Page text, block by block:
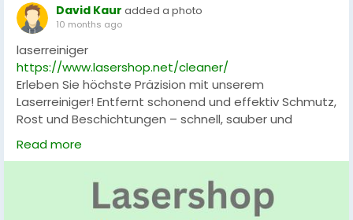
David Kaur added a photo
10 months ago
laserreiniger
https://www.lasershop.net/cleaner/
Erleben Sie höchste Präzision mit unserem
Laserreiniger! Entfernt schonend und effektiv Schmutz,
Rost und Beschichtungen – schnell, sauber und
umweltfreundlich. Ideal für Industrie, Handwerk und
Technikbegeisterte. Setzen Sie auf modernste
#Laserreiniger,#Lasertechnik,#SaubereLösungen
Read more